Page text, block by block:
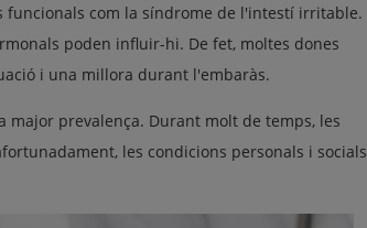
com la síndrome de l'intestí irritable.
poden influir-hi. De fet, moltes dones
i una millora durant l'embaràs.
major prevalença. Durant molt de temps, les
les condicions personals i socials